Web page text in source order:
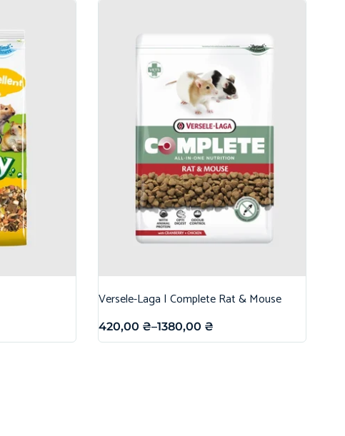
Versele-Laga | Complete Rat & Mouse
420,00 ₴–1380,00 ₴